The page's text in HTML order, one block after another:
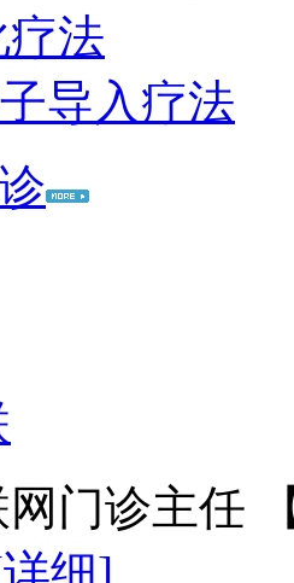
疗法
导入疗法
门诊主任
细]